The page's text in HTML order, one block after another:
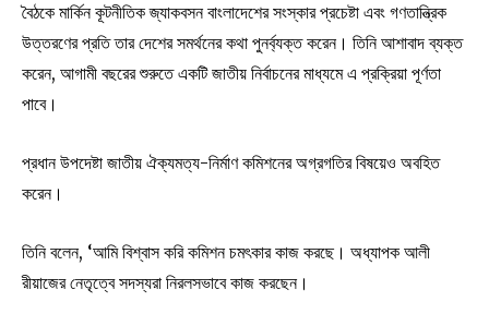
বৈঠকে মার্কিন কূটনীতিক জ্যাকবসন বাংলাদেশের সংস্কার প্রচেষ্টা এবং গণতান্ত্রিক
উত্তরণের প্রতি তার দেশের সমর্থনের কথা পুনর্ব্যক্ত করেন। তিনি আশাবাদ ব্যক্ত
করেন, আগামী বছরের শুরুতে একটি জাতীয় নির্বাচনের মাধ্যমে এ প্রক্রিয়া পূর্ণতা
পাবে।
প্রধান উপদেষ্টা জাতীয় ঐক্যমত্য-নির্মাণ কমিশনের অগ্রগতির বিষয়েও অবহিত
করেন।
তিনি বলেন, ‘আমি বিশ্বাস করি কমিশন চমৎকার কাজ করছে। অধ্যাপক আলী
রীয়াজের নেতৃত্বে সদস্যরা নিরলসভাবে কাজ করছেন।